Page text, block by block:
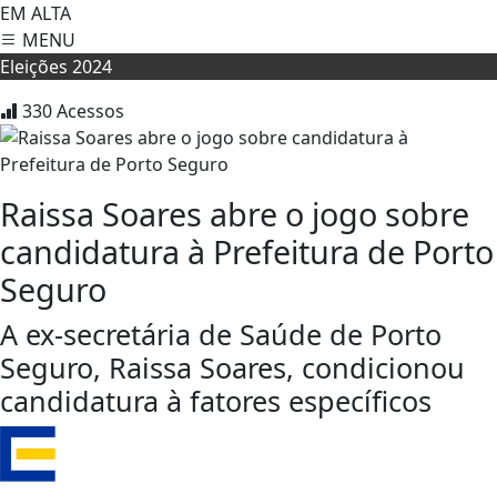
EM ALTA
MENU
Eleições 2024
330Acessos
Raissa Soares abre o jogo sobre
candidatura à Prefeitura de Porto
Seguro
A ex-secretária de Saúde de Porto
Seguro, Raissa Soares, condicionou
candidatura à fatores específicos